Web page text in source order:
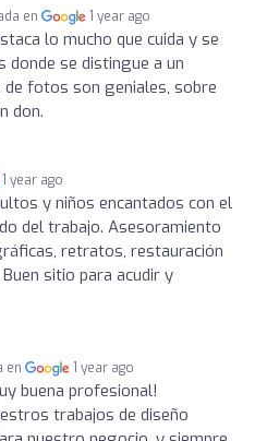
en 1 year ago
lo mucho que cuida y se
donde se distingue a un
fotos son geniales, sobre
don.
1 year ago
y niños encantados con el
del trabajo. Asesoramiento
retratos, restauración
sitio para acudir y
en 1 year ago
buena profesional!
trabajos de diseño